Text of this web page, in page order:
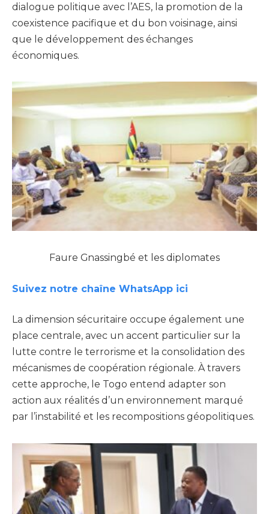
dialogue politique avec l’AES, la promotion de la
coexistence pacifique et du bon voisinage, ainsi
que le développement des échanges
économiques.
Faure Gnassingbé et les diplomates
Suivez notre chaîne WhatsApp ici
La dimension sécuritaire occupe également une
place centrale, avec un accent particulier sur la
lutte contre le terrorisme et la consolidation des
mécanismes de coopération régionale. À travers
cette approche, le Togo entend adapter son
action aux réalités d’un environnement marqué
par l’instabilité et les recompositions géopolitiques.